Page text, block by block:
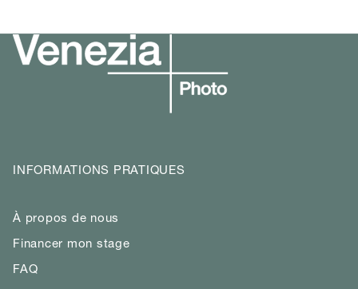
INFORMATIONS PRATIQUES
À propos de nous
Financer mon stage
FAQ